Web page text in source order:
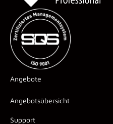
Angebote
Angebotsübersicht
Support